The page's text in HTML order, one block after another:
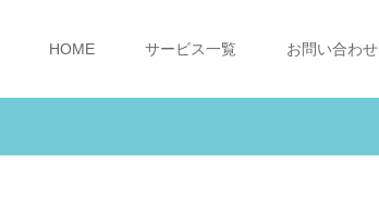
HOME サービス一覧 お問い合わせ